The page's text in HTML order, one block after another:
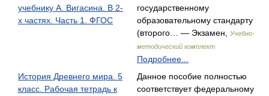
учебнику А. Вигасина. В 2-
х частях. Часть 1. ФГОС
государственному
образовательному стандарту
(второго… — Экзамен,
Учебно-
методический комплект
Подробнее...
История Древнего мира. 5
класс. Рабочая тетрадь к
Данное пособие полностью
соответствует федеральному